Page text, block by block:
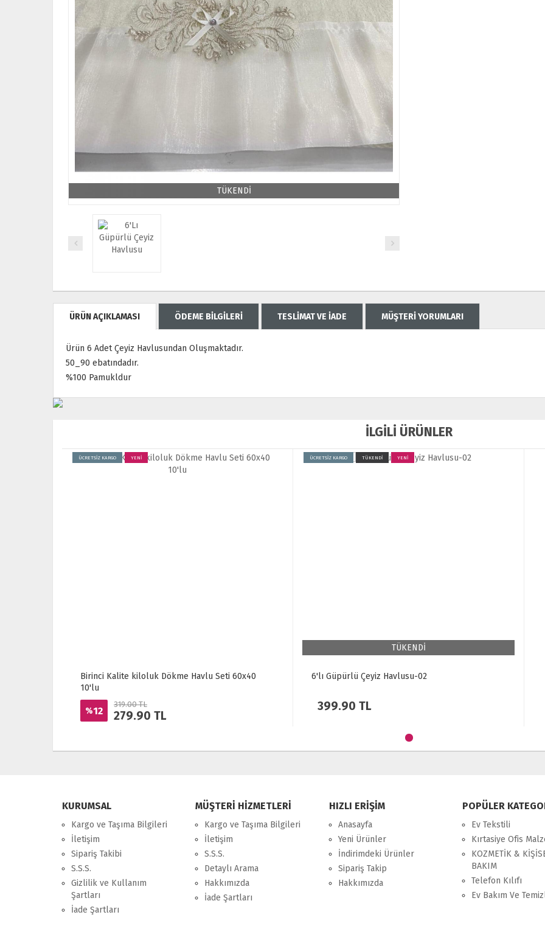
TÜKENDİ
ÜRÜN AÇIKLAMASI ÖDEME BİLGİLERİ TESLİMAT VE İADE MÜŞTERİ YORUMLARI
Ürün 6 Adet Çeyiz Havlusundan Oluşmaktadır.
50_90 ebatındadır.
%100 Pamukldur
İLGİLİ ÜRÜNLER
ÜCRETSİZ KARGO YENİ
Birinci Kalite kiloluk Dökme Havlu Seti 60x40
10'lu
%12
319.00 TL
279.90 TL
ÜCRETSİZ KARGO TÜKENDİ YENİ
TÜKENDİ
6'lı Güpürlü Çeyiz Havlusu-02
399.90 TL
KURUMSAL
Kargo ve Taşıma Bilgileri
İletişim
Sipariş Takibi
S.S.S.
Gizlilik ve Kullanım
Şartları
İade Şartları
MÜŞTERİ HİZMETLERİ
Kargo ve Taşıma Bilgileri
İletişim
S.S.S.
Detaylı Arama
Hakkımızda
İade Şartları
HIZLI ERİŞİM
Anasayfa
Yeni Ürünler
İndirimdeki Ürünler
Sipariş Takip
Hakkımızda
POPÜLER
Ev Tekstili
Kırtasiye Ofis
KOZMETİK &
BAKIM
Telefon Kılıfı
Ev Bakım Ve